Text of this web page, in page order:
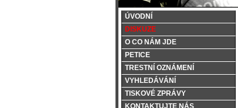
ÚVODNÍ
DISKUZE
O CO NÁM JDE
PETICE
TRESTNÍ OZNÁMENÍ
VYHLEDÁVÁNÍ
TISKOVÉ ZPRÁVY
KONTAKTUJTE NÁS